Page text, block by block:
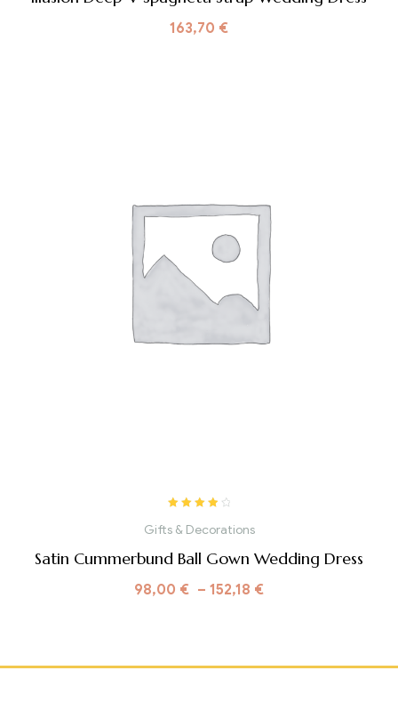
163,70 €
sur 5
Gifts & Decorations
Satin Cummerbund Ball Gown Wedding Dress
98,00 € – 152,18 €